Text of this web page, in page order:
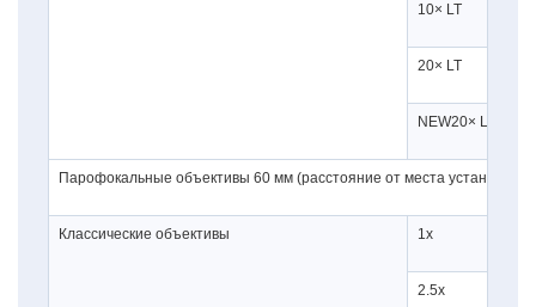
10× LT
20× LT
NEW20× LT
Парофокальные объективы 60 мм (расстояние от места установки
Классические объективы 1х
2.5х